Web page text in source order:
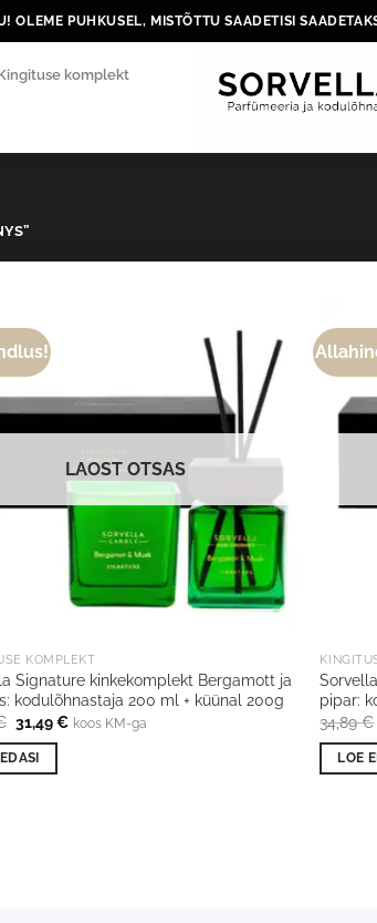
OLEME PUHKUSEL, MISTÕTTU SAADETISI
komplekt
LAOST OTSAS
KOMPLEKT
Signature kinkekomplekt Bergamott ja
kodulõhnastaja 200 ml + küünal 200g
Algne
hind
oli:
34,89 €.
31,49€Praegune
koos KM-ga
pipar:
34,89€
LOE